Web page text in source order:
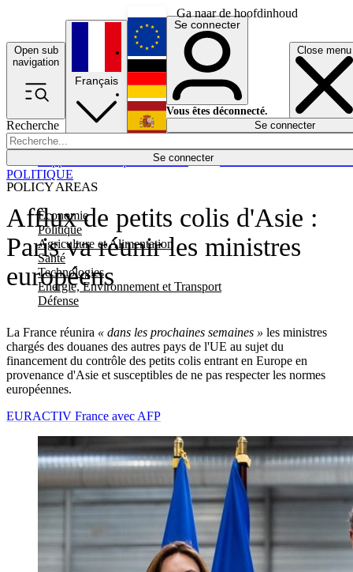
Ga naar de hoofdinhoud
Open sub
navigation
Close menu
Recherche
Se connecter
POLICY AREAS
Economie
Politique
Agriculture et Alimentation
Santé
Technologies
Energie, Environnement et Transport
Défense
Économie
Français
English
Deutsch
Español
Se connecter
Vous êtes déconnecté.
Se connecter
Afflux de petits colis d'Asie :
Paris va réunir les ministres
européens
La France réunira « dans les prochaines semaines » les ministres
chargés des douanes des autres pays de l'UE au sujet du
financement du contrôle des petits colis entrant en Europe en
provenance d'Asie et susceptibles de ne pas respecter les normes
européennes.
POLITIQUE
EURACTIV France avec AFP